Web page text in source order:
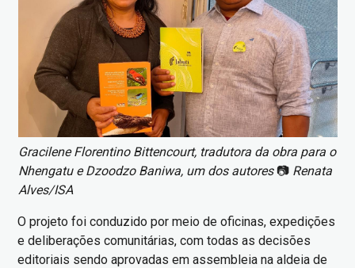
Gracilene Florentino Bittencourt, tradutora da obra para o
Nhengatu e Dzoodzo Baniwa, um dos autores📷 Renata
Alves/ISA
O projeto foi conduzido por meio de oficinas, expedições
e deliberações comunitárias, com todas as decisões
editoriais sendo aprovadas em assembleia na aldeia de